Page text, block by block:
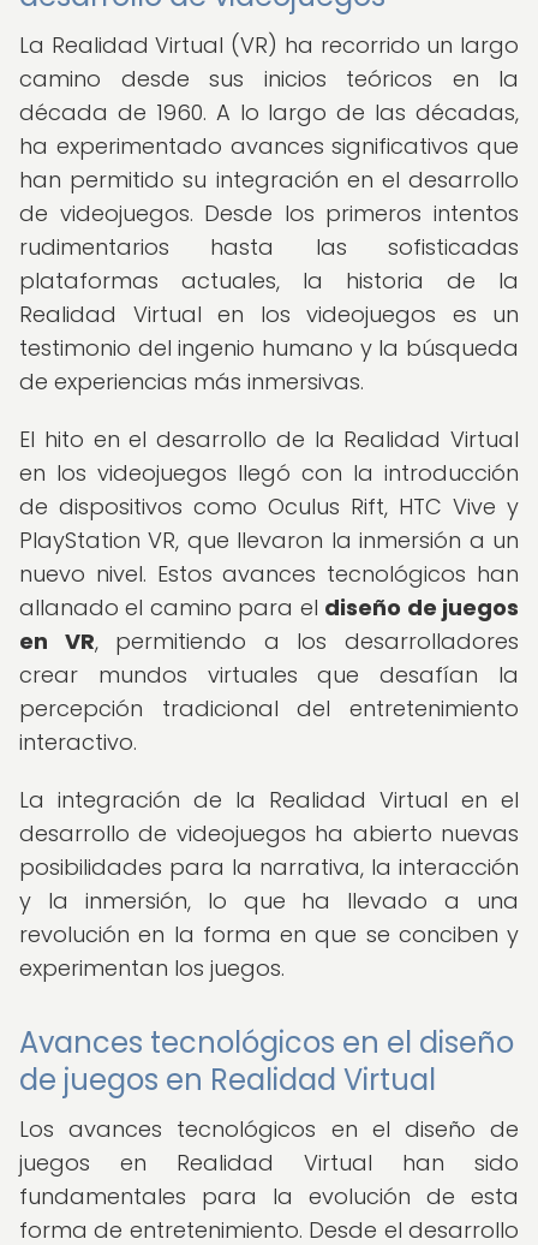
La Realidad Virtual (VR) ha recorrido un largo
camino desde sus inicios teóricos en la
década de 1960. A lo largo de las décadas,
ha experimentado avances significativos que
han permitido su integración en el desarrollo
de videojuegos. Desde los primeros intentos
rudimentarios hasta las sofisticadas
plataformas actuales, la historia de la
Realidad Virtual en los videojuegos es un
testimonio del ingenio humano y la búsqueda
de experiencias más inmersivas.
El hito en el desarrollo de la Realidad Virtual
en los videojuegos llegó con la introducción
de dispositivos como Oculus Rift, HTC Vive y
PlayStation VR, que llevaron la inmersión a un
nuevo nivel. Estos avances tecnológicos han
allanado el camino para el diseño de juegos
en VR, permitiendo a los desarrolladores
crear mundos virtuales que desafían la
percepción tradicional del entretenimiento
interactivo.
La integración de la Realidad Virtual en el
desarrollo de videojuegos ha abierto nuevas
posibilidades para la narrativa, la interacción
y la inmersión, lo que ha llevado a una
revolución en la forma en que se conciben y
experimentan los juegos.
Avances tecnológicos en el diseño
de juegos en Realidad Virtual
Los avances tecnológicos en el diseño de
juegos en Realidad Virtual han sido
fundamentales para la evolución de esta
forma de entretenimiento. Desde el desarrollo